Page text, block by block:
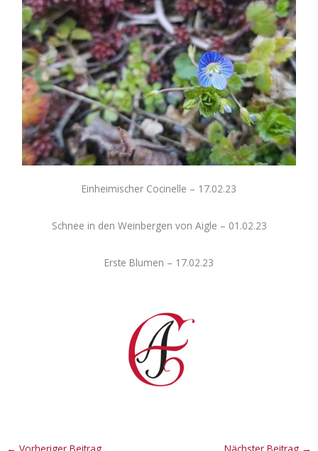
Einheimischer Cocinelle – 17.02.23
Schnee in den Weinbergen von Aigle – 01.02.23
Erste Blumen – 17.02.23